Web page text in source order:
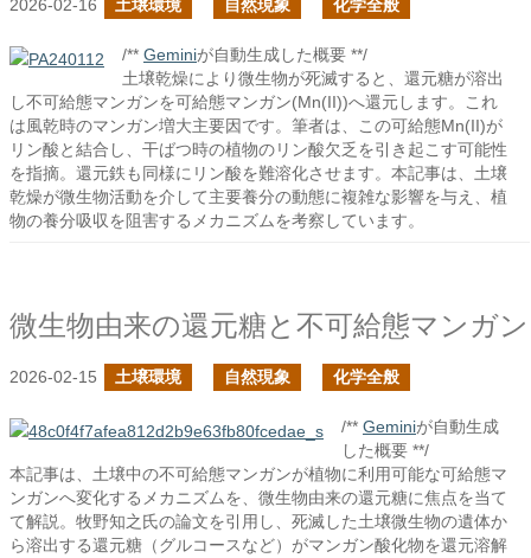
2026-02-16 土壌環境 自然現象 化学全般
/** Geminiが自動生成した概要 **/
土壌乾燥により微生物が死滅すると、還元糖が溶出
し不可給態マンガンを可給態マンガン(Mn(II))へ還元します。これ
は風乾時のマンガン増大主要因です。筆者は、この可給態Mn(II)が
リン酸と結合し、干ばつ時の植物のリン酸欠乏を引き起こす可能性
を指摘。還元鉄も同様にリン酸を難溶化させます。本記事は、土壌
乾燥が微生物活動を介して主要養分の動態に複雑な影響を与え、植
物の養分吸収を阻害するメカニズムを考察しています。
微生物由来の還元糖と不可給態マンガン
2026-02-15 土壌環境 自然現象 化学全般
/** Geminiが自動生成
した概要 **/
本記事は、土壌中の不可給態マンガンが植物に利用可能な可給態マ
ンガンへ変化するメカニズムを、微生物由来の還元糖に焦点を当て
て解説。牧野知之氏の論文を引用し、死滅した土壌微生物の遺体か
ら溶出する還元糖（グルコースなど）がマンガン酸化物を還元溶解